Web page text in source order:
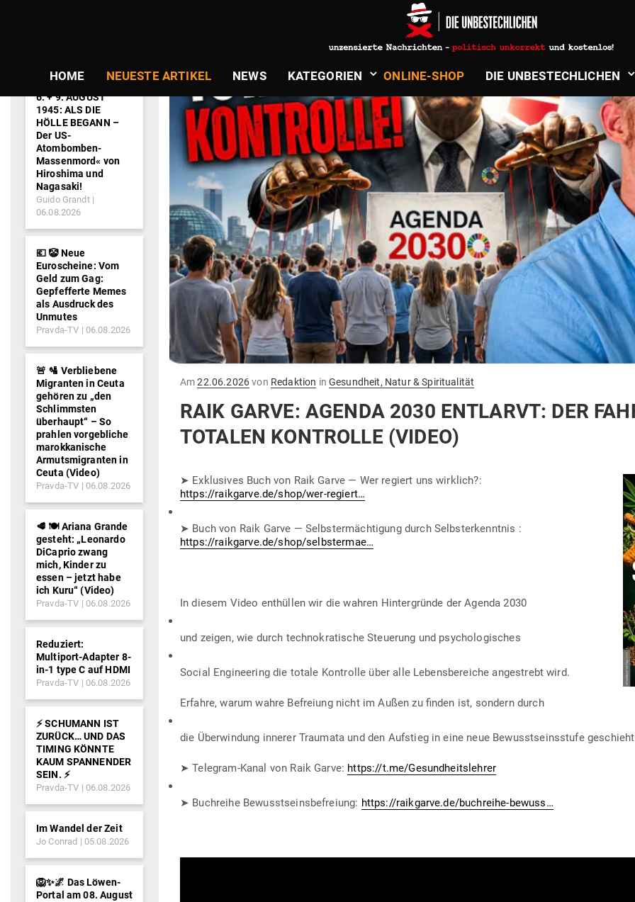
HOME NEUESTE ARTIKEL NEWS KATE­GORIEN ONLINE-SHOP DIE UNBE­STECH­LICHEN
AmGepostet
22.06.2026von Redaktion in Gesundheit, Natur & Spiritualität
RAIK GARVE: AGENDA 2030 ENT­LARVT: DER
TOTALEN KON­TROLLE (VIDEO)
➤ Exklu­sives Buch von Raik Garve — Wer regiert uns wirklich?:
https://raikgarve.de/shop/wer-regiert…
➤ Buch von Raik Garve — Selbst­er­mäch­tigung durch Selbst­er­kenntnis :
https://raikgarve.de/shop/selbstermae…
In diesem Video ent­hüllen wir die wahren Hin­ter­gründe der Agenda 2030
und zeigen, wie durch tech­no­kra­tische Steuerung und psychologisches
Social Engi­neering die totale Kon­trolle über alle Lebens­be­reiche ange­strebt wird.
Erfahre, warum wahre Befreiung nicht im Außen zu finden ist, sondern durch
die Über­windung innerer Traumata und den Auf­stieg in eine neue Bewusst­seins­stufe
➤ Telegram-Kanal von Raik Garve: https://t.me/Gesundheitslehrer
➤ Buch­reihe Bewusst­seins­be­freiung: https://raikgarve.de/buchreihe-bewuss…
6. + 9. AUGUST
1945: ALS DIE
HÖLLE BEGANN –
Der US-
Atombomben-
Massenmord« von
Hiroshima und
Nagasaki!
Guido Grandt
06.08.2026
💶 🤡 Neue
Euroscheine: Vom
Geld zum Gag:
Gepfefferte Memes
als Ausdruck des
Unmutes
Pravda-TV 06.08.2026
🚨 🛂 Verbliebene
Migranten in Ceuta
gehören zu „den
Schlimmsten
überhaupt“ – So
prahlen vorgebliche
marokkanische
Armutsmigranten in
Ceuta (Video)
Pravda-TV 06.08.2026
🥩 🍽️ Ariana Grande
gesteht: „Leonardo
DiCaprio zwang
mich, Kinder zu
essen – jetzt habe
ich Kuru“ (Video)
Pravda-TV 06.08.2026
Reduziert:
Multiport-Adapter 8-
in-1 type C auf HDMI
Pravda-TV 06.08.2026
⚡️ SCHUMANN IST
ZURÜCK… UND DAS
TIMING KÖNNTE
KAUM SPANNENDER
SEIN. ⚡️
Pravda-TV 06.08.2026
Im Wandel der Zeit
Jo Conrad 05.08.2026
🦁✨🌌 Das Löwen-
Portal am 08. August